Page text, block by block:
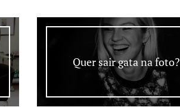
Quer sair gata na foto?